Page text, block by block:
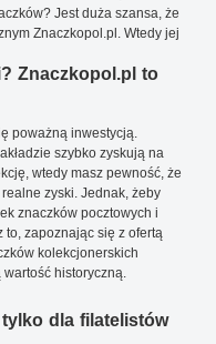
Jest duża szansa, że
Znaczkopol.pl. Wtedy jej
Znaczkopol.pl to
poważną inwestycją.
szybko zyskują na
wtedy masz pewność, że
zyski. Jednak, żeby
znaczków pocztowych i
to, zapoznając się z ofertą
kolekcjonerskich
historyczną.
dla filatelistów